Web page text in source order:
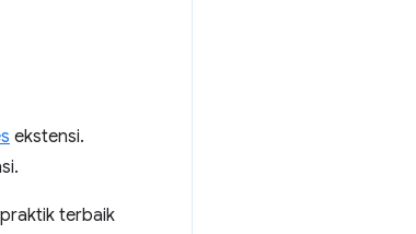
ekstensi.
terbaik